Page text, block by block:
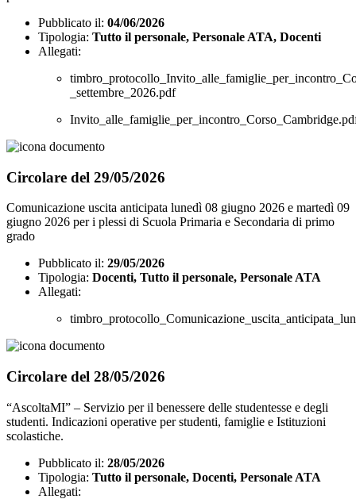
Pubblicato il: 04/06/2026
Tipologia: Tutto il personale, Personale ATA, Docenti
Allegati:
_settembre_2026.pdf
Circolare del 29/05/2026
Comunicazione uscita anticipata lunedì 08 giugno 2026 e martedì 09
giugno 2026 per i plessi di Scuola Primaria e Secondaria di primo
grado
Pubblicato il: 29/05/2026
Tipologia: Docenti, Tutto il personale, Personale ATA
Allegati:
Circolare del 28/05/2026
“AscoltaMI” – Servizio per il benessere delle studentesse e degli
studenti. Indicazioni operative per studenti, famiglie e Istituzioni
scolastiche.
Pubblicato il: 28/05/2026
Tipologia: Tutto il personale, Docenti, Personale ATA
Allegati: